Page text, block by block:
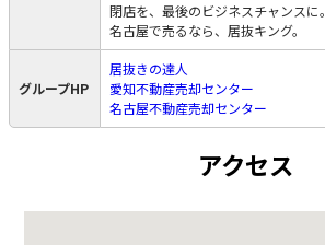
閉店を、最後のビジネスチャンスに。
名古屋で売るなら、居抜キング。
グループHP
居抜きの達人
愛知不動産売却センター
名古屋不動産売却センター
アクセス